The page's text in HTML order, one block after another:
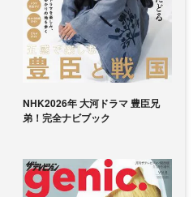
NHK2026年 大河ドラマ 豊臣兄
弟！完全ナビブック